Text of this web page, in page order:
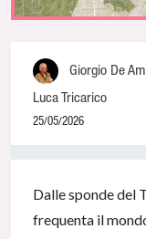
Giorgio De
Luca Tricarico
25/05/2026
Dalle sponde del
frequenta il